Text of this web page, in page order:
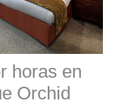
horas en
Orchid